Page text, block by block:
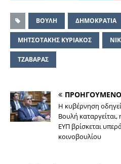
ΒΟΥΛΗ ΔΗΜΟΚΡΑΤΙΑ
ΜΗΤΣΟΤΑΚΗΣ ΚΥΡΙΑΚΟΣ
ΤΖΑΒΑΡΑΣ
ΠΡΟΗΓΟΥΜΕΝΟ
Η κυβέρνηση
Βουλή καταργείται,
ΕΥΠ βρίσκεται
κοινοβουλίου